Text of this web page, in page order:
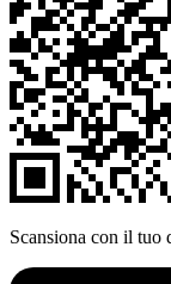
Scansiona con il tuo